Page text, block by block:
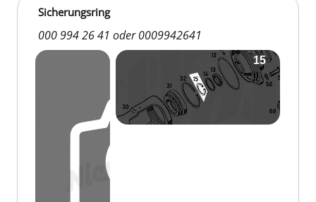
Sicherungsring
000 994 26 41 oder 0009942641